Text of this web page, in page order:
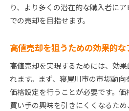
り、より多くの潜在的な購入者に
での売却を目指せます。
高値売却を狙うための効果的な
高値売却を実現するためには、効
れます。まず、寝屋川市の市場動
価格設定を行うことが必要です。価
買い手の興味を引きにくくなるた